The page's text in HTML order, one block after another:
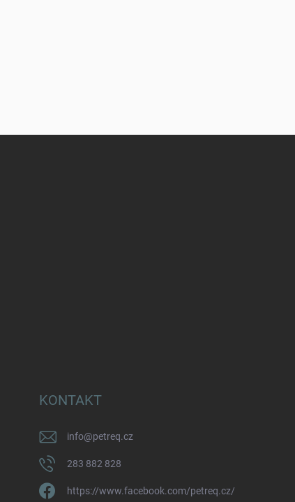
KONTAKT
info@petreq.cz
283 882 828
https://www.facebook.com/petreq.cz/